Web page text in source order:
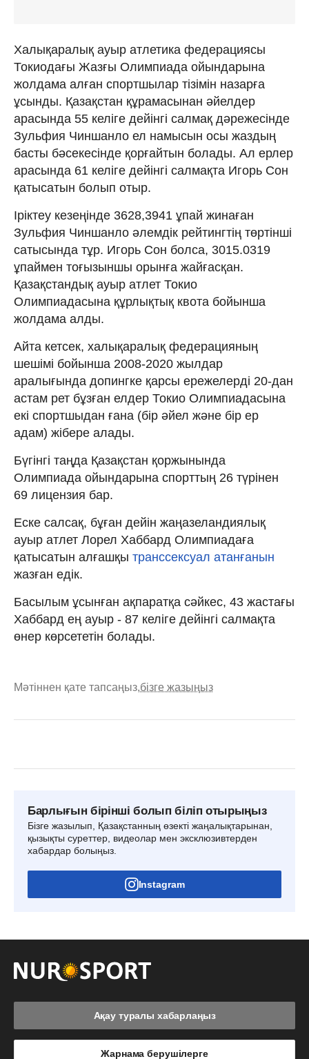
Халықаралық ауыр атлетика федерациясы
Токиодағы Жазғы Олимпиада ойындарына
жолдама алған спортшылар тізімін назарға
ұсынды. Қазақстан құрамасынан әйелдер
арасында 55 келіге дейінгі салмақ дәрежесінде
Зульфия Чиншанло ел намысын осы жаздың
басты бәсекесінде қорғайтын болады. Ал ерлер
арасында 61 келіге дейінгі салмақта Игорь Сон
қатысатын болып отыр.
Іріктеу кезеңінде 3628,3941 ұпай жинаған
Зульфия Чиншанло әлемдік рейтингтің төртінші
сатысында тұр. Игорь Сон болса, 3015.0319
ұпаймен тоғызыншы орынға жайғасқан.
Қазақстандық ауыр атлет Токио
Олимпиадасына құрлықтық квота бойынша
жолдама алды.
Айта кетсек, халықаралық федерацияның
шешімі бойынша 2008-2020 жылдар
аралығында допингке қарсы ережелерді 20-дан
астам рет бұзған елдер Токио Олимпиадасына
екі спортшыдан ғана (бір әйел және бір ер
адам) жібере алады.
Бүгінгі таңда Қазақстан қоржынында
Олимпиада ойындарына спорттың 26 түрінен
69 лицензия бар.
Еске салсақ, бұған дейін жаңазеландиялық
ауыр атлет Лорел Хаббард Олимпиадаға
қатысатын алғашқы транссексуал атанғанын
жазған едік.
Басылым ұсынған ақпаратқа сәйкес, 43 жастағы
Хаббард ең ауыр - 87 келіге дейінгі салмақта
өнер көрсететін болады.
Мәтіннен қате тапсаңыз,бізге жазыңыз
Барлығын бірінші болып біліп отырыңыз
Бізге жазылып, Қазақстанның өзекті жаңалықтарынан,
қызықты суреттер, видеолар мен эксклюзивтерден
хабардар болыңыз.
Instagram
Ақау туралы хабарлаңыз
Жарнама берушілерге